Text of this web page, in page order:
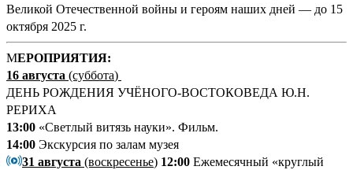
Великой Отечественной войны и героям наших дней — до 15
октября 2025 г.
МЕРОПРИЯТИЯ:
16 августа (суббота)
ДЕНЬ РОЖДЕНИЯ УЧЁНОГО-ВОСТОКОВЕДА Ю.Н.
РЕРИХА
13:00 «Светлый витязь науки». Фильм.
14:00 Экскурсия по залам музея
31 августа (воскресенье) 12:00 Ежемесячный «круглый